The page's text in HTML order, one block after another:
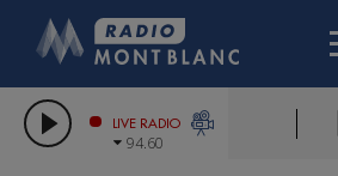
LES CHRONIQUES DE
CITIZEN
GRAND MASSIF
COMPAGNIE DU
LIVE RADIO
94.60